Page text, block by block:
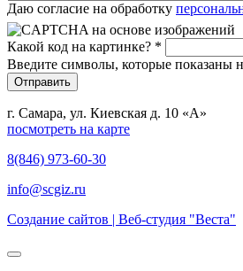
Сетка
Даю согласие на обработку
Какой код на картинке? *
Введите символы, которые показаны
г. Самара, ул. Киевская д. 10 «А»
посмотреть на карте
8(846) 973-60-30
info@scgiz.ru
Создание сайтов | Веб-студия "Веста"